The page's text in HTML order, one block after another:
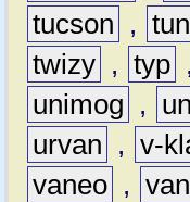
tucson
,
twizy , typ ,
unimog
,
urvan
, v-
vaneo ,